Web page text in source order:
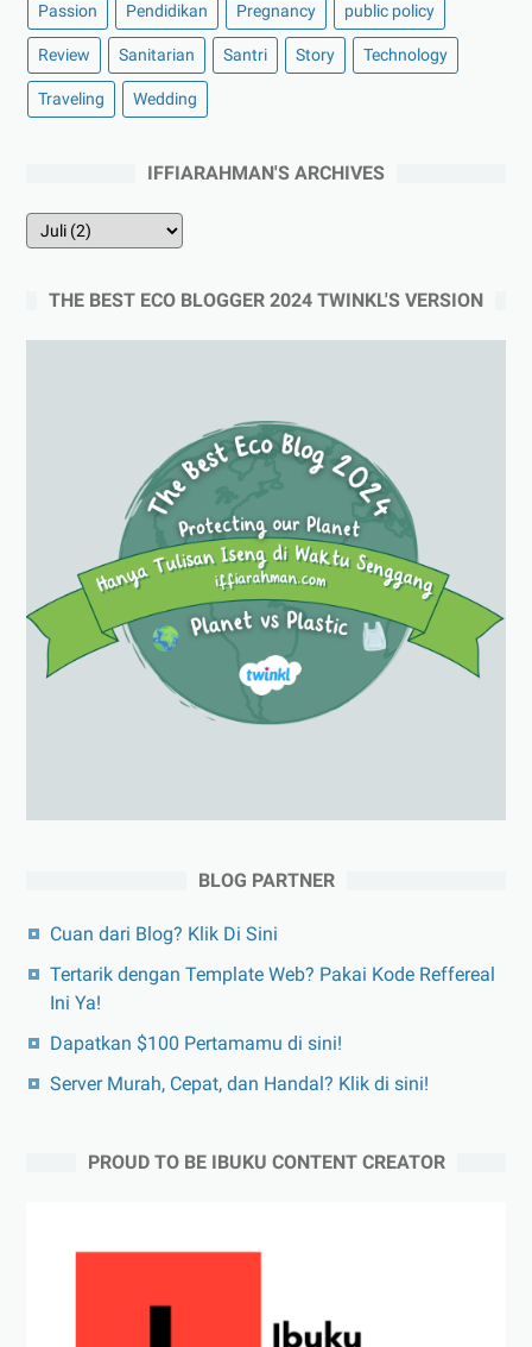
Passion Pendidikan Pregnancy public policy
Review Sanitarian Santri Story Technology
Traveling Wedding
IFFIARAHMAN'S ARCHIVES
THE BEST ECO BLOGGER 2024 TWINKL'S VERSION
BLOG PARTNER
Cuan dari Blog? Klik Di Sini
Tertarik dengan Template Web? Pakai Kode Reffereal
Ini Ya!
Dapatkan $100 Pertamamu di sini!
Server Murah, Cepat, dan Handal? Klik di sini!
PROUD TO BE IBUKU CONTENT CREATOR